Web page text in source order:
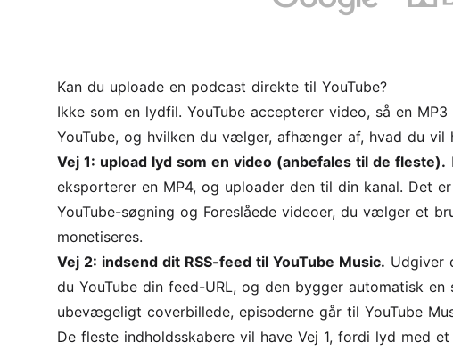
Kan du uploade en podcast direkte til YouTube?
Ikke som en lydfil. YouTube accepterer video, så en
YouTube, og hvilken du vælger, afhænger af, hvad du vil
Vej 1: upload lyd som en video (anbefales til de fleste).
eksporterer en MP4, og uploader den til din kanal. Det
YouTube-søgning og Foreslåede videoer, du vælger et
monetiseres.
Vej 2: indsend dit RSS-feed til YouTube Music. Udgiver
du YouTube din feed-URL, og den bygger automatisk
ubevægeligt coverbillede, episoderne går til YouTube
De fleste indholdsskabere vil have Vej 1, fordi lyd med